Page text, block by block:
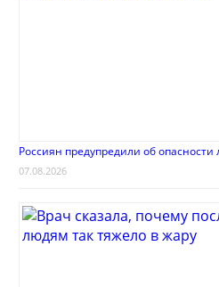
Россиян предупредили об опасности
07.08.2026